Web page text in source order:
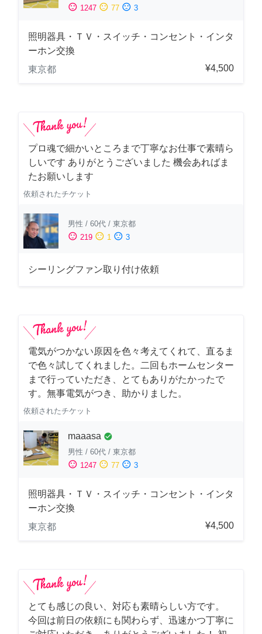
sentiment_satisfied 1247 sentiment_neutral 77 sentiment_dissatisfied 3
照明器具・ＴＶ・スイッチ・コンセント・インタ
ーホン交換
東京都
¥4,500
プロ魂で細かいところまで丁寧なお仕事で素晴ら
しいです ありがとうございました 機会あればま
たお願いします
依頼されたチケット
男性 / 60代 / 東京都
sentiment_satisfied 219 sentiment_neutral 1 sentiment_dissatisfied 3
シーリングファン取り付け依頼
電気がつかない原因を色々考えてくれて、直るま
で色々試してくれました。二回もホームセンター
まで行っていただき、とてもありがたかったで
す。無事電気がつき、助かりました。
依頼されたチケット
maaasa check_circle
男性 / 60代 / 東京都
sentiment_satisfied 1247 sentiment_neutral 77 sentiment_dissatisfied 3
照明器具・ＴＶ・スイッチ・コンセント・インタ
ーホン交換
東京都
¥4,500
とても感じの良い、対応も素晴らしい方です。
今回は前日の依頼にも関わらず、迅速かつ丁寧に